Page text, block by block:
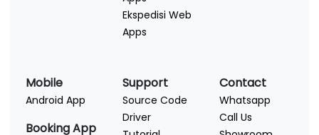
Ekspedisi Web
Apps
Mobile
Android App
Booking App
Support
Source Code
Driver
Contact
Whatsapp
Call Us